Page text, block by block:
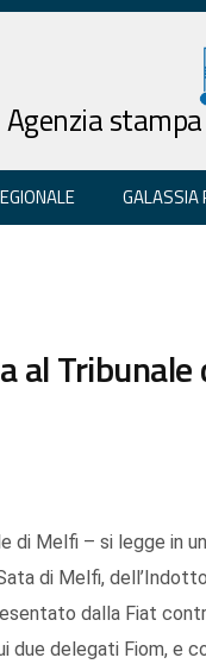
Agenzia
GALASSIA
al
di Melfi – si legge in
di Melfi,
dalla Fiat
due delegati Fiom, e